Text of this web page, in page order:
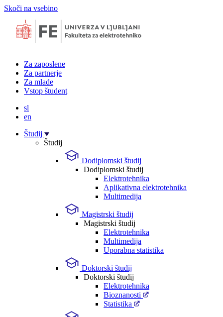
Skoči na vsebino
Za zaposlene
Za partnerje
Za mlade
Vstop študent
sl
en
Študij
Študij
Dodiplomski študij
Dodiplomski študij
Elektrotehnika
Aplikativna elektrotehnika
Multimedija
Magistrski študij
Magistrski študij
Elektrotehnika
Multimedija
Uporabna statistika
Doktorski študij
Doktorski študij
Elektrotehnika
Bioznanosti
Statistika